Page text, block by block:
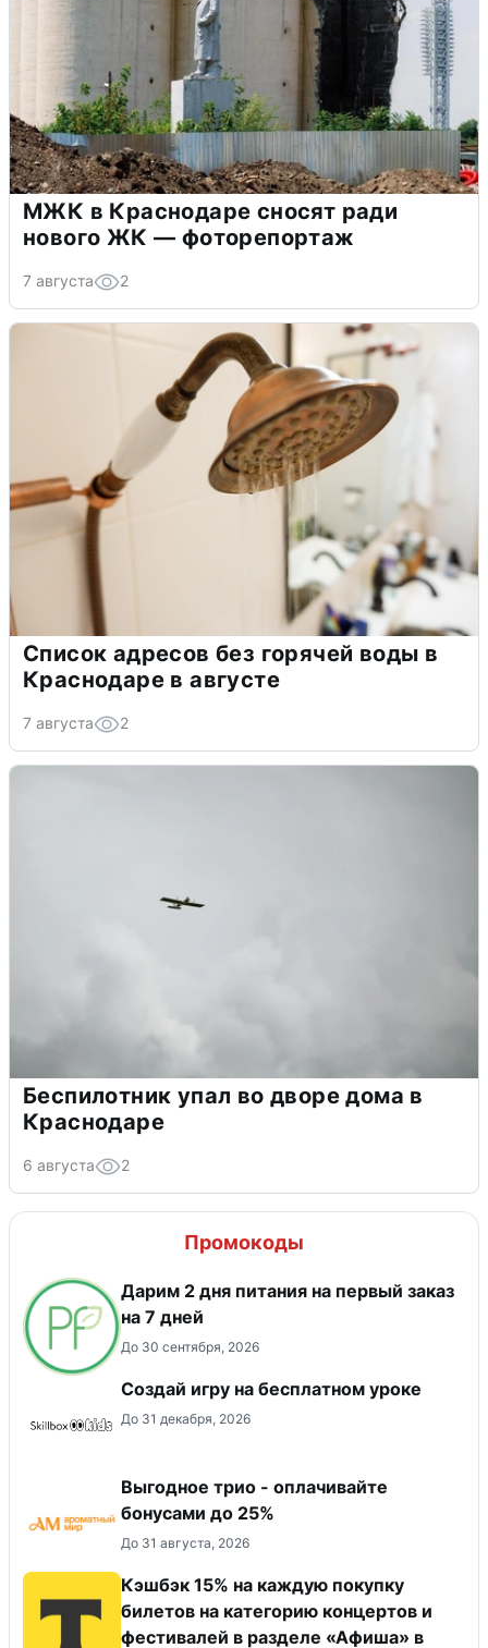
МЖК в Краснодаре сносят ради
нового ЖК — фоторепортаж
7 августа 2
Список адресов без горячей воды в
Краснодаре в августе
7 августа 2
Беспилотник упал во дворе дома в
Краснодаре
6 августа 2
Промокоды
Дарим 2 дня питания на первый заказ
на 7 дней
До 30 сентября, 2026
Создай игру на бесплатном уроке
До 31 декабря, 2026
Выгодное трио - оплачивайте
бонусами до 25%
До 31 августа, 2026
Кэшбэк 15% на каждую покупку
билетов на категорию концертов и
фестивалей в разделе «Афиша» в